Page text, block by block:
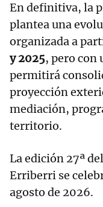
En definitiva, la
plantea una
organizada a
y 2025, pero con
permitirá
proyección
mediación,
territorio.
La edición 27ª
Erriberri se
agosto de 2026.